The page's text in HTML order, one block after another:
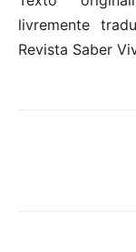
livremente
Revista Saber